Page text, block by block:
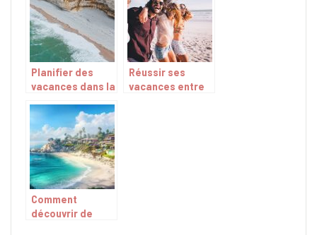
Planifier des
vacances dans la
Réussir ses
vacances entre
Comment
découvrir de